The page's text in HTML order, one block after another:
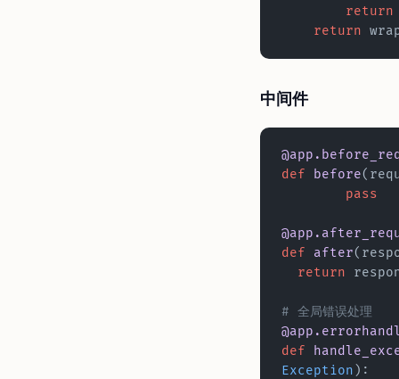
        return
    return
中间件
def before
	pass
def after
  return
# 全局错误处理
def
Exception ):